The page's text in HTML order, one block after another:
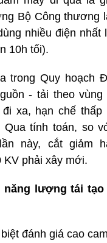
Bộ Công thương
nhiều điện nhất
10h tối).
trong Quy hoạch
- tải theo vùng
xa, hạn chế thấp
Qua tính toán, so
này, cắt giảm
phải xây mới.
lượng tái tạo
đánh giá cao